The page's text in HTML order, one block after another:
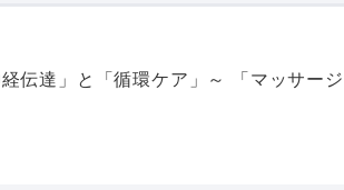
伝達」と「循環ケア」～ 「マッサージ